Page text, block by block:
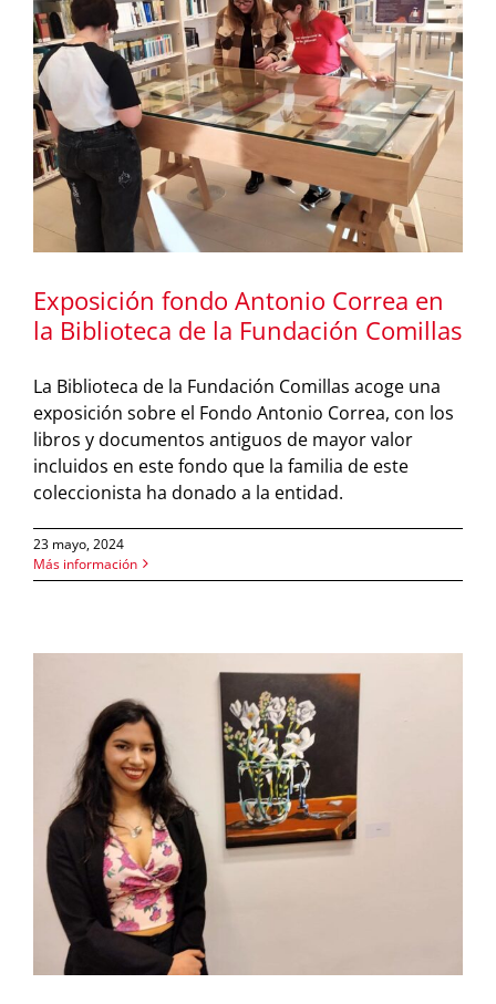
Exposición fondo Antonio Correa en
la Biblioteca de la Fundación Comillas
La Biblioteca de la Fundación Comillas acoge una
exposición sobre el Fondo Antonio Correa, con los
libros y documentos antiguos de mayor valor
incluidos en este fondo que la familia de este
coleccionista ha donado a la entidad.
23 mayo, 2024
Más información